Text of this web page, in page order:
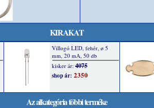
KIRAKAT
Az alkategória többi terméke